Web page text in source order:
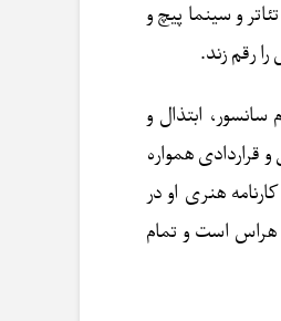
و سینما پیچ و
رقم زند.
ابتذال و
قراردادی همواره
هنری او در
هراس است و تمام